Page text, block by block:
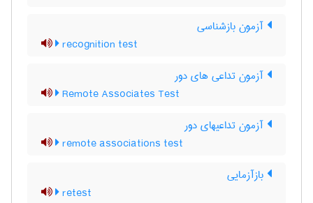
آزمون بازشناسی
recognition test
آزمون تداعی های دور
Remote Associates Test
آزمون تداعیهای دور
remote associations test
بازآزمایی
retest